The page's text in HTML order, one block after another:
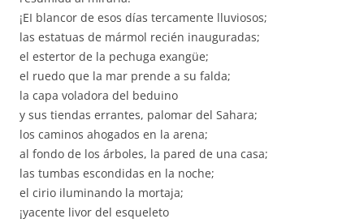
¡EI blancor de esos días tercamente lluviosos;
las estatuas de mármol recién inauguradas;
el estertor de la pechuga exangüe;
el ruedo que la mar prende a su falda;
la capa voladora del beduino
y sus tiendas errantes, palomar del Sahara;
los caminos ahogados en la arena;
al fondo de los árboles, la pared de una casa;
las tumbas escondidas en la noche;
el cirio iluminando la mortaja;
¡yacente livor del esqueleto